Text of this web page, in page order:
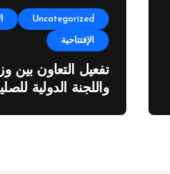
Uncategorized
الإفتتاحية
تفعيل التعاون بين
واللجنة الدولية